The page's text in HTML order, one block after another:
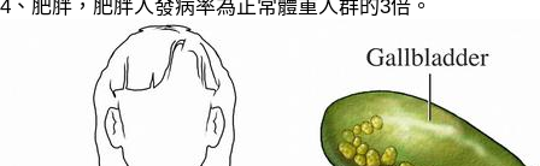
4、肥胖，肥胖人發病率為正常體重人群的3倍。